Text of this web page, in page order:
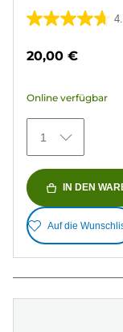
4.7
5
148
Bewertungen
20,00 €
Online verfügbar
1
IN DEN
Auf die